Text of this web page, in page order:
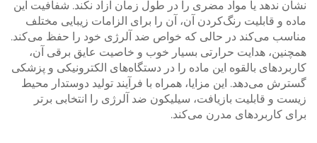
نشان ندهد یا مواد مضری را در طول زمان آزاد نکند. شفافیت این
ماده و قابلیت رنگ‌کردن آن، آن را برای الزامات زیبایی مختلف
مناسب می‌کند در حالی که خواص ضد آلرژی خود را حفظ می‌کند.
همچنین، هدایت حرارتی بسیار خوب و خاصیت عایق برقی آن،
کاربردهای بالقوه این ماده را در دستگاه‌های الکترونیکی و پزشکی
گسترش می‌دهد. این مزایا، همراه با فرآیند تولید دوستدار محیط
زیست و قابلیت بازیافت، سیلیکون ضد آلرژی را انتخابی برتر
برای کاربردهای مدرن می‌کند.